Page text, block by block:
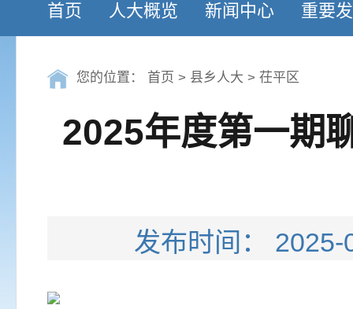
首页 人大概览 新闻中心 重要
您的位置： 首页 > 县乡人大 > 茌平区
2025年度第一期
发布时间：